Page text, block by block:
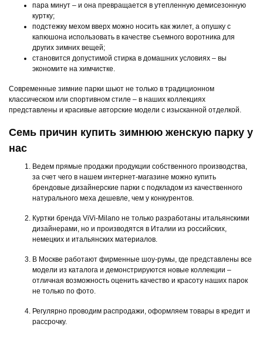
пара минут – и она превращается в утепленную демисезонную
куртку;
подстежку мехом вверх можно носить как жилет, а опушку с
капюшона использовать в качестве съемного воротника для
других зимних вещей;
становится допустимой стирка в домашних условиях – вы
экономите на химчистке.
Современные зимние парки шьют не только в традиционном
классическом или спортивном стиле – в наших коллекциях
представлены и красивые авторские модели с изысканной отделкой.
Семь причин купить зимнюю женскую парку у
нас
Ведем прямые продажи продукции собственного производства,
за счет чего в нашем интернет-магазине можно купить
брендовые дизайнерские парки с подкладом из качественного
натурального меха дешевле, чем у конкурентов.
Куртки бренда ViVi-Milano не только разработаны итальянскими
дизайнерами, но и производятся в Италии из российских,
немецких и итальянских материалов.
В Москве работают фирменные шоу-румы, где представлены все
модели из каталога и демонстрируются новые коллекции –
отличная возможность оценить качество и красоту наших парок
не только по фото.
Регулярно проводим распродажи, оформляем товары в кредит и
рассрочку.